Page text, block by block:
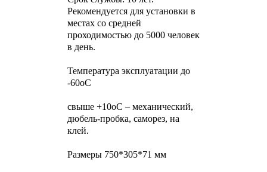
Рекомендуется для установки в
местах со средней
проходимостью до 5000 человек
в день.
Температура эксплуатации до
-60оС
свыше +10оС – механический,
дюбель-пробка, саморез, на
клей.
Размеры 750*305*71 мм